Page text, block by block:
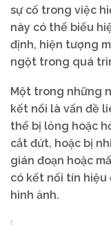
sự cố trong việc
này có thể biểu
định, hiện tượng
ngột trong quá
Một trong những
kết nối là vấn đề
thể bị lỏng hoặc
cắt đứt, hoặc bị
gián đoạn hoặc
có kết nối tín hiệu
hình ảnh.